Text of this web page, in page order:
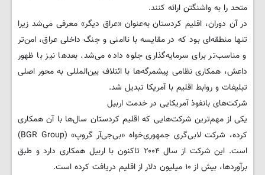
متحد را به واشنگتن ارائه کنند.
در آن دوران، اقلیم کردستان به‌عنوان «عراق دیگر» معرفی می‌شد زیرا
تنها منطقه‌ای بود که در مقایسه با ناامنی و جنگ داخلی عراق، امن‌تر
و مناسب‌تر برای سرمایه‌گذاری جلوه داده می‌شد. بعدها نیز با ظهور
داعش، همکاری نظامی پیشمرگه‌ها با ائتلاف بین‌المللی به محور اصلی
تبلیغات و روابط اقلیم با آمریکا تبدیل شد.
شرکت‌های بانفوذ آمریکایی در خدمت اربیل
یکی از مهم‌ترین شرکت‌هایی که اقلیم کردستان سال‌ها با آن همکاری
کرده، شرکت لابی‌گری جمهوری‌خواه «بی‌جی‌آر گروپ» (BGR Group)
است. این شرکت از سال ۲۰۰۴ تاکنون با اربیل همکاری دارد و طبق
برآوردها، بیش از ۱۰ میلیون دلار از اقلیم دریافت کرده است.